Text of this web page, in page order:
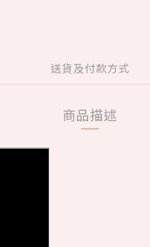
送貨及付款方式
商品描述